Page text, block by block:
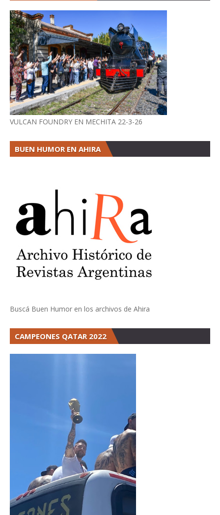
VULCAN FOUNDRY EN MECHITA 22-3-26
BUEN HUMOR EN AHIRA
Buscá Buen Humor en los archivos de Ahira
CAMPEONES QATAR 2022